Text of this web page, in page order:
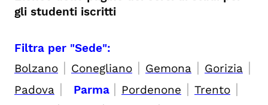
gli studenti iscritti
Filtra per "Sede":
Bolzano | Conegliano | Gemona | Gorizia |
Padova | Parma | Pordenone | Trento |